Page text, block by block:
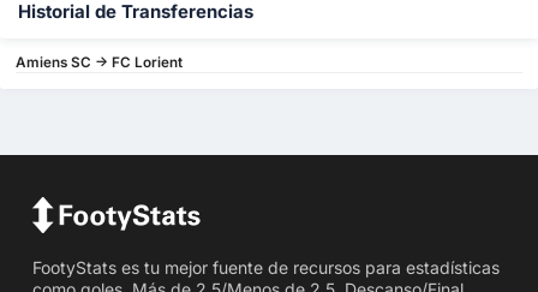
Historial de Transferencias
Amiens SC -> FC Lorient
FootyStats es tu mejor fuente de recursos para estadísticas